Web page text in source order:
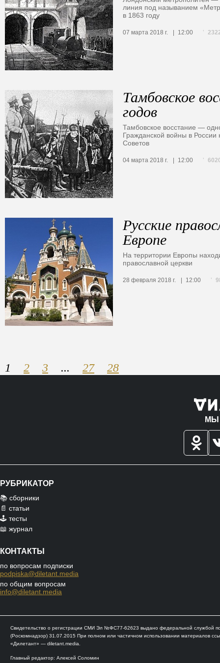
линия под называнием
в 1863 году
07 марта 2018 г. 12:00
Тамбовское
годов
Тамбовское восстание —
Гражданской войны в России
Советов
04 марта 2018 г. 12:00
Русские
Европе
На территории Европы
православной церкви
28 февраля 2018 г. 12:00
1 2 3 ... 27 28
МЫ
РУБРИКАТОР
📚 сборники
📄 статьи
🕹️ тесты
📖 журнал
КОНТАКТЫ
по вопросам подписки
podpiska@diletant.media
по общим вопросам
info@diletant.media
Свидетельство о регистрации СМИ Эл №ФС77-62623 выдано федеральной службой
(Роскомнадзор) 31.07.2015 При полном или частичном использовании материалов
«Дилетант» — diletant.media.
Главный редактор: Алексей Соломин